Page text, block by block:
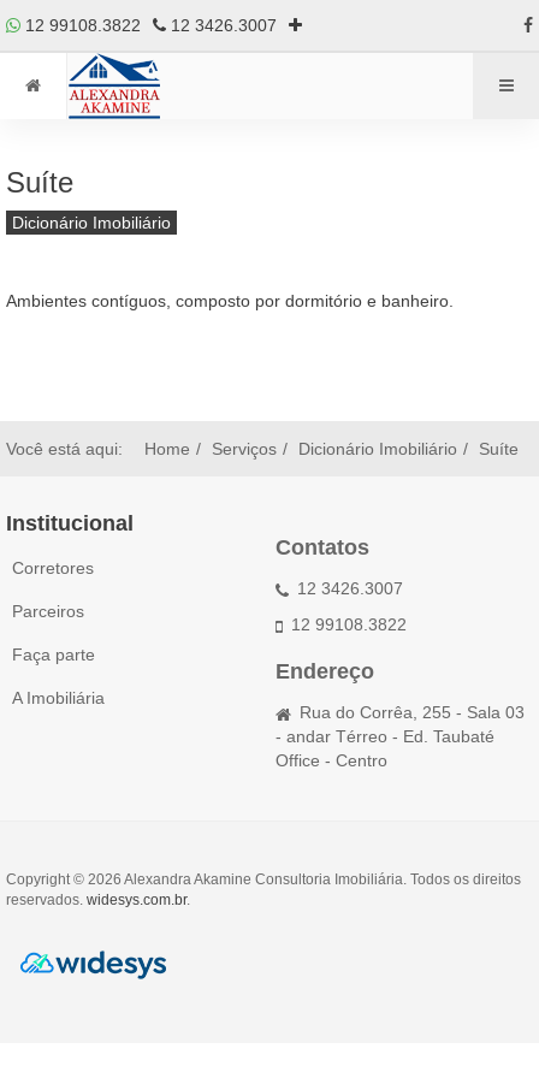
12 99108.3822 12 3426.3007
Suíte
Dicionário Imobiliário
Ambientes contíguos, composto por dormitório e banheiro.
Você está aqui: Home Serviços Dicionário Imobiliário Suíte
Institucional
Corretores
Parceiros
Faça parte
A Imobiliária
Contatos
12 3426.3007
12 99108.3822
Endereço
Rua do Corrêa, 255 - Sala 03
- andar Térreo - Ed. Taubaté
Office - Centro
Copyright © 2026 Alexandra Akamine Consultoria Imobiliária. Todos os direitos
reservados. widesys.com.br.